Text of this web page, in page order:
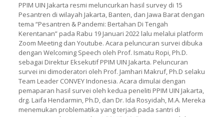
PPIM UIN Jakarta resmi meluncurkan hasil survey di 15
Pesantren di wilayah Jakarta, Banten, dan Jawa Barat dengan
tema “Pesantren & Pandemi: Bertahan Di Tengah
Kerentanan” pada Rabu 19 Januari 2022 lalu melalui platform
Zoom Meeting dan Youtube. Acara peluncuran survei dibuka
dengan Welcoming Speech oleh Prof. Ismatu Ropi, Ph.D.
sebagai Direktur Eksekutif PPIM UIN Jakarta. Peluncuran
survei ini dimoderatori oleh Prof. Jamhari Makruf, Ph.D selaku
Team Leader CONVEY Indonesia. Acara dimulai dengan
pemaparan hasil survei oleh kedua peneliti PPIM UIN Jakarta,
drg. Laifa Hendarmin, Ph.D, dan Dr. Ida Rosyidah, M.A. Mereka
menemukan problematika yang terjadi pada santri di